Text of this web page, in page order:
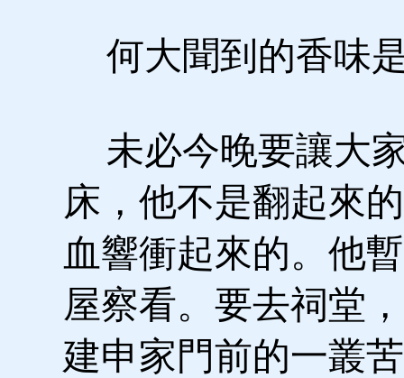
何大聞到的香味
未必今晚要讓大
床，他不是翻起來
血響衝起來的。他
屋察看。要去祠堂
建申家門前的一叢